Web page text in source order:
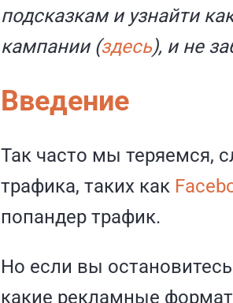
подсказкам и узнайти
кампании (здесь), и не
Введение
Так часто мы теряемся,
трафика, таких как
попандер трафик.
Но если вы
какие рекламные